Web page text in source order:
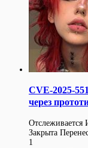
CVE-2025-
через
Отслеживается
Закрыта
1